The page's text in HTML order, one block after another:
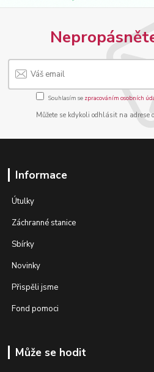
Souhlasím se zpracováním osobních
Můžete se kdykoli odhlásit na adrese
Informace
Útulky
Záchranné stanice
Sbírky
Novinky
Přispěli jsme
Fond pomoci
Může se hodit